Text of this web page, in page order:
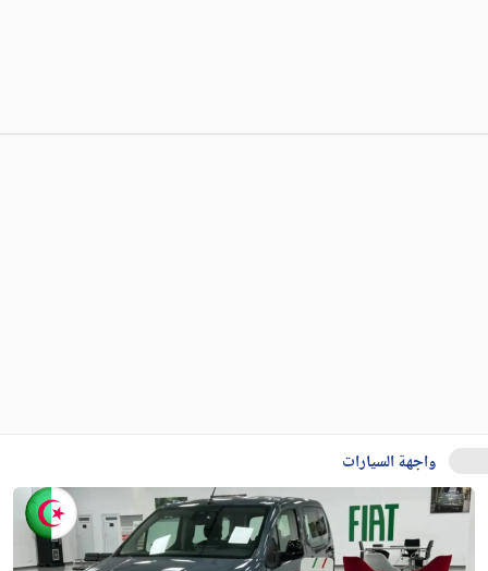
واجهة السيارات